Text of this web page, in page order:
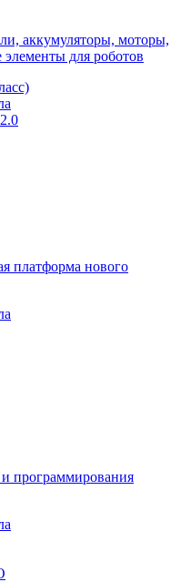
аккумуляторы, моторы,
для роботов
платформа нового
программирования